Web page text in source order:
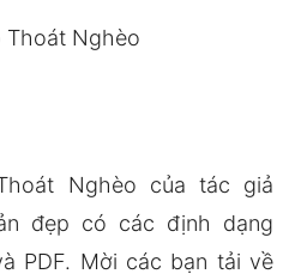
Thoát Nghèo
Nghèo của tác giả
đẹp có các định dạng
PDF. Mời các bạn tải về